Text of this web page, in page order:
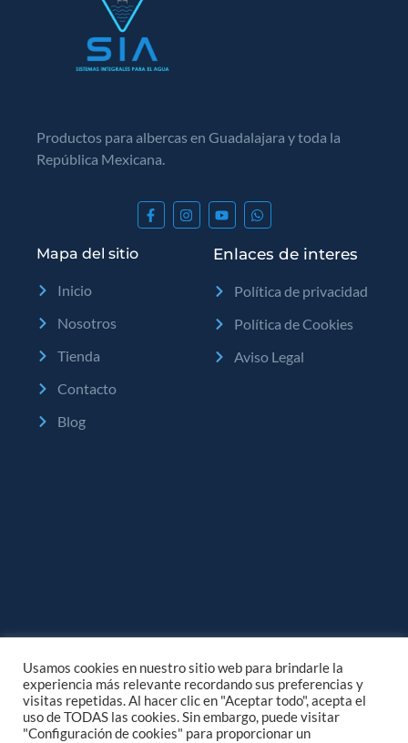
Productos para albercas en Guadalajara y toda la
República Mexicana.
Mapa del sitio
Inicio
Nosotros
Tienda
Contacto
Blog
Enlaces de interes
Política de privacidad
Política de Cookies
Aviso Legal
Usamos cookies en nuestro sitio web para brindarle la
experiencia más relevante recordando sus preferencias y
visitas repetidas. Al hacer clic en "Aceptar todo", acepta el
uso de TODAS las cookies. Sin embargo, puede visitar
"Configuración de cookies" para proporcionar un